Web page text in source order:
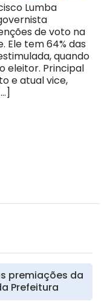
Lumba
de voto na
Ele tem 64% das
quando
eleitor. Principal
e atual vice,
premiações da
Prefeitura